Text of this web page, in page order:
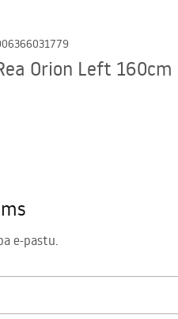
Orion Left 160cm
e-pastu.